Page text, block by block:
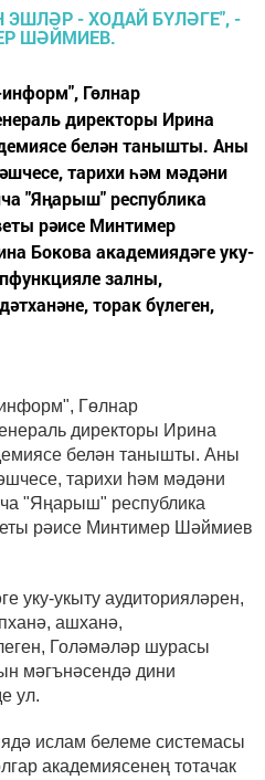
информ", Гөлнар
директоры Ирина
белән танышты. Аны
тарихи һәм мәдәни
"Яңарыш" республика
рәисе Минтимер
Бокова академиядәге уку-
залны,
торак бүлеген,
информ", Гөлнар
директоры Ирина
белән танышты. Аны
тарихи һәм мәдәни
"Яңарыш" республика
рәисе Минтимер Шәймиев
уку-укыту аудиторияләрен,
ашханә,
Голәмәләр шурасы
мәгънәсендә дини
ул.
ислам белеме системасы
академиясенең тотачак